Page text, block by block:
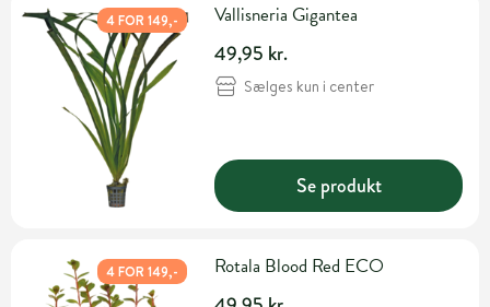
4 FOR 149,- Vallisneria Gigantea
49,95 kr.
Sælges kun i center
Se produkt
4 FOR 149,- Rotala Blood Red ECO